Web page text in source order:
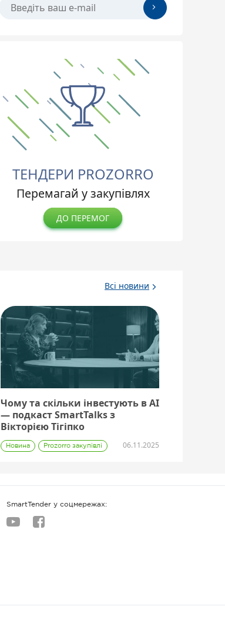
ТЕНДЕРИ PROZORRO
Перемагай у закупівлях
ДО ПЕРЕМОГ
Всі новини
Чому та скільки інвестують в AI
— подкаст SmartTalks з
Вікторією Тігіпко
Новина Prozorro закупівлі 06.11.2025
SmartTender у соцмережах: